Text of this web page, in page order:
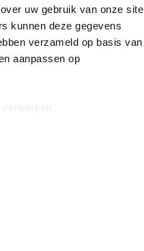
uw gebruik van onze site
kunnen deze gegevens
verzameld op basis van
aanpassen op